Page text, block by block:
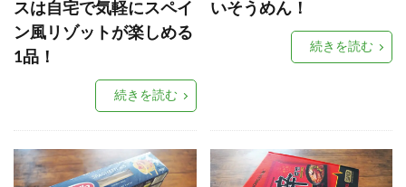
スは自宅で気軽にスペイ
ン風リゾットが楽しめる
1品！
続きを読む
いそうめん！
続きを読む